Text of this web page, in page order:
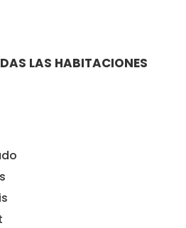
LAS HABITACIONES